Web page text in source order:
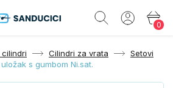
0
cilindri Cilindri za vrata
Setovi
s gumbom Ni.sat.